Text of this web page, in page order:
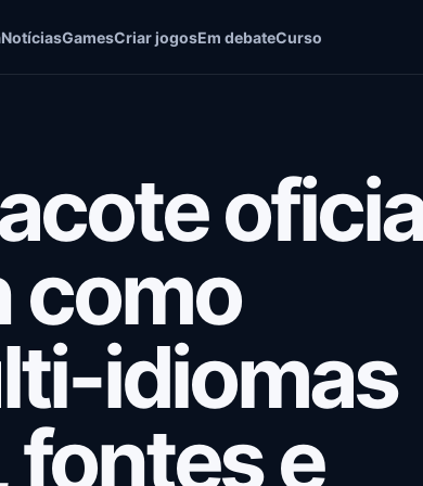
NotíciasGamesCriar jogosEm debateCurso
como
idiomas
e